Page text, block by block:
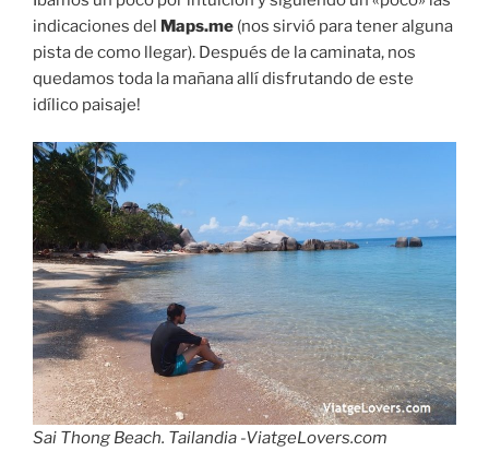
indicaciones del Maps.me (nos sirvió para tener alguna
pista de como llegar). Después de la caminata, nos
quedamos toda la mañana allí disfrutando de este
idílico paisaje!
Sai Thong Beach. Tailandia -ViatgeLovers.com